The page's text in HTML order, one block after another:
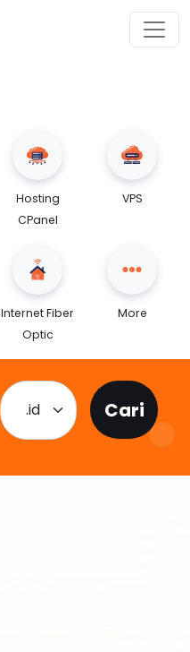
Hosting
CPanel
VPS
Internet Fiber
Optic
More
.id Cari